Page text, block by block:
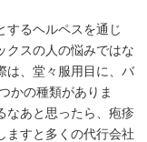
するヘルペスを通じ
クスの人の悩みではな
は、堂々服用目に、バ
かの種類がありま
なあと思ったら、疱疹
ますと多くの代行会社